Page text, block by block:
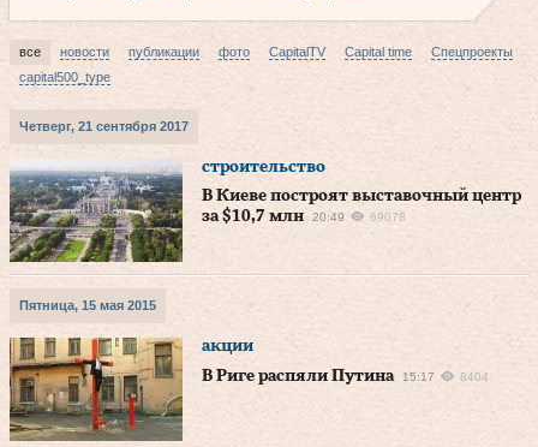
все новости публикации фото CapitalTV Capital time
Спецпроекты
capital500_type
Четверг, 21 сентября 2017
строительство
В Киеве построят выставочный центр
за $10,7 млн
20:49 69078
Пятница, 15 мая 2015
акции
В Риге распяли Путина
15:17 8404